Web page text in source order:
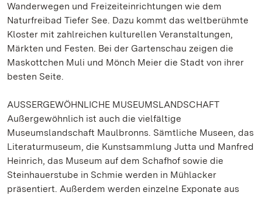
Wanderwegen und Freizeiteinrichtungen wie dem
Naturfreibad Tiefer See. Dazu kommt das weltberühmte
Kloster mit zahlreichen kulturellen Veranstaltungen,
Märkten und Festen. Bei der Gartenschau zeigen die
Maskottchen Muli und Mönch Meier die Stadt von ihrer
besten Seite.
AUSSERGEWÖHNLICHE MUSEUMSLANDSCHAFT
Außergewöhnlich ist auch die vielfältige
Museumslandschaft Maulbronns. Sämtliche Museen, das
Literaturmuseum, die Kunstsammlung Jutta und Manfred
Heinrich, das Museum auf dem Schafhof sowie die
Steinhauerstube in Schmie werden in Mühlacker
präsentiert. Außerdem werden einzelne Exponate aus